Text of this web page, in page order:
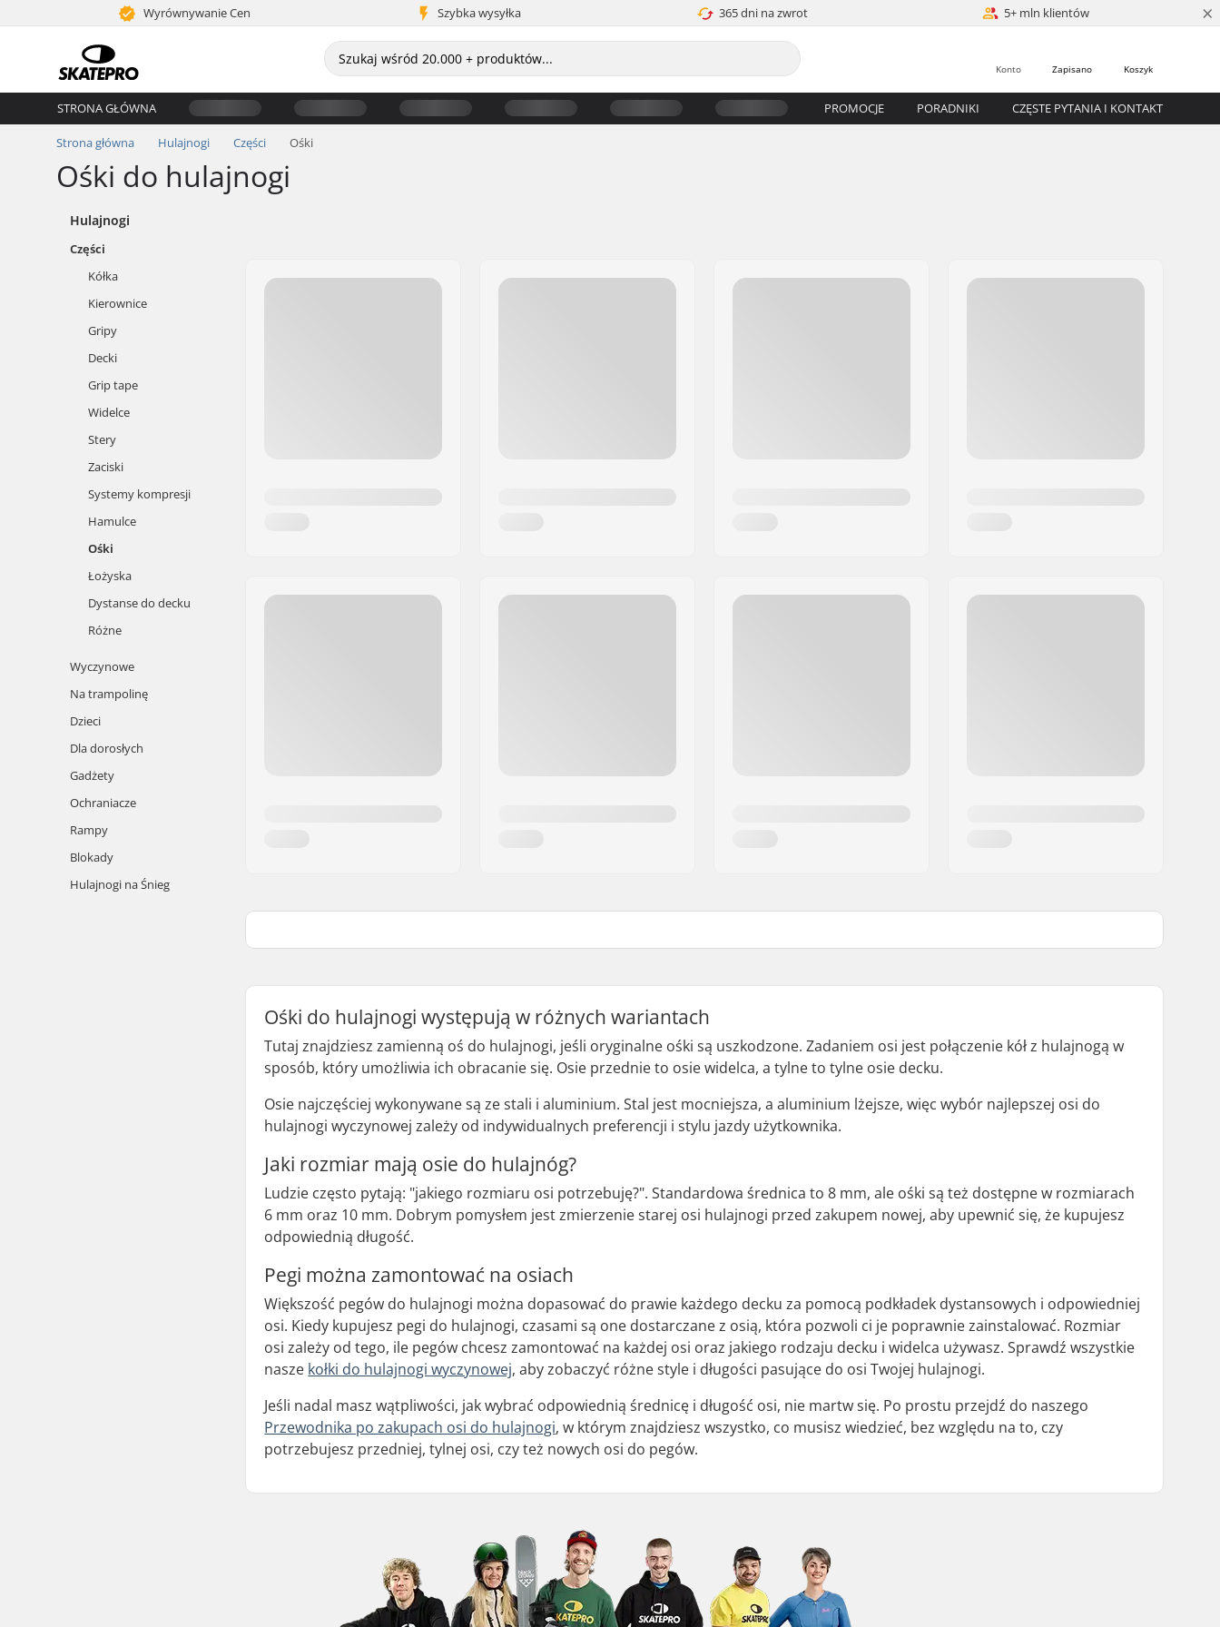
Wyrównywanie Cen Szybka wysyłka 365 dni na zwrot 5+ mln klientów ×
Koszyk
Zapisano
Konto
STRONA GŁÓWNA PROMOCJE PORADNIKI CZĘSTE PYTANIA I KONTAKT
Strona główna Hulajnogi Części Ośki
Ośki do hulajnogi
Hulajnogi
Części
Kółka
Kierownice
Gripy
Decki
Grip tape
Widelce
Stery
Zaciski
Systemy kompresji
Hamulce
Ośki
Łożyska
Dystanse do decku
Różne
Wyczynowe
Na trampolinę
Dzieci
Dla dorosłych
Gadżety
Ochraniacze
Rampy
Blokady
Hulajnogi na Śnieg
Ośki do hulajnogi występują w różnych wariantach
Tutaj znajdziesz zamienną oś do hulajnogi, jeśli oryginalne ośki są uszkodzone. Zadaniem osi jest połączenie kół z hulajnogą w
sposób, który umożliwia ich obracanie się. Osie przednie to osie widelca, a tylne to tylne osie decku.
Osie najczęściej wykonywane są ze stali i aluminium. Stal jest mocniejsza, a aluminium lżejsze, więc wybór najlepszej osi do
hulajnogi wyczynowej zależy od indywidualnych preferencji i stylu jazdy użytkownika.
Jaki rozmiar mają osie do hulajnóg?
Ludzie często pytają: "jakiego rozmiaru osi potrzebuję?". Standardowa średnica to 8 mm, ale ośki są też dostępne w rozmiarach
6 mm oraz 10 mm. Dobrym pomysłem jest zmierzenie starej osi hulajnogi przed zakupem nowej, aby upewnić się, że kupujesz
odpowiednią długość.
Pegi można zamontować na osiach
Większość pegów do hulajnogi można dopasować do prawie każdego decku za pomocą podkładek dystansowych i odpowiedniej
osi. Kiedy kupujesz pegi do hulajnogi, czasami są one dostarczane z osią, która pozwoli ci je poprawnie zainstalować. Rozmiar
osi zależy od tego, ile pegów chcesz zamontować na każdej osi oraz jakiego rodzaju decku i widelca używasz. Sprawdź wszystkie
nasze kołki do hulajnogi wyczynowej, aby zobaczyć różne style i długości pasujące do osi Twojej hulajnogi.
Jeśli nadal masz wątpliwości, jak wybrać odpowiednią średnicę i długość osi, nie martw się. Po prostu przejdź do naszego
Przewodnika po zakupach osi do hulajnogi, w którym znajdziesz wszystko, co musisz wiedzieć, bez względu na to, czy
potrzebujesz przedniej, tylnej osi, czy też nowych osi do pegów.